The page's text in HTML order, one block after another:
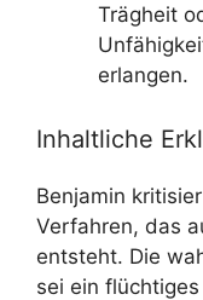
Trägheit
erlangen.
Inhaltliche
Benjamin
Verfahren, das
entsteht. Die
sei ein